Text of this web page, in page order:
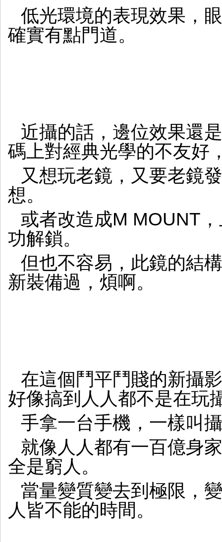
低光環境的表現效果，
確實有點門道。
近攝的話，邊位效果還
碼上對經典光學的不友好
又想玩老鏡，又要老鏡
想。
或者改造成M MOUNT
功解鎖。
但也不容易，此鏡的結
新裝備過，煩啊。
在這個鬥平鬥賤的新攝
好像搞到人人都不是在玩
手拿一台手機，一樣叫
就像人人都有一百億身
全是窮人。
當量變質變去到極限，
人皆不能的時間。